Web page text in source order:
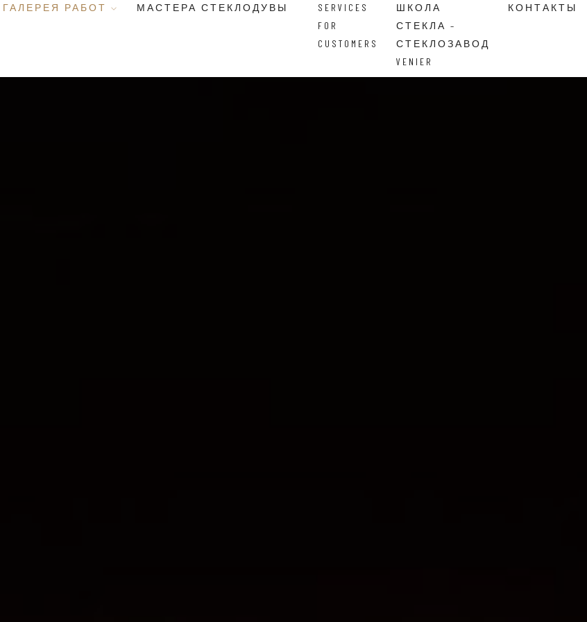
ГАЛЕРЕЯ РАБОТ МАСТЕРА СТЕКЛОДУВЫ
SERVICES
FOR
CUSTOMERS
ШКОЛА
СТЕКЛА –
СТЕКЛОЗАВОД
VENIER
КОНТАКТЫ